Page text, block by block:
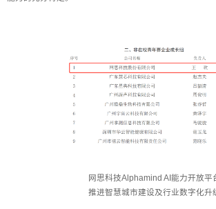
网思科技Alphamind AI能力开放平
推进智慧城市建设及行业数字化升